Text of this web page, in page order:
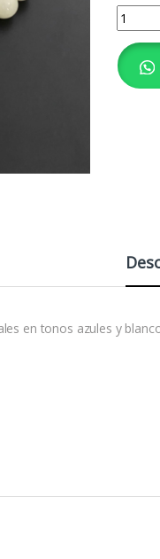
Pulsera
en tonos azules y